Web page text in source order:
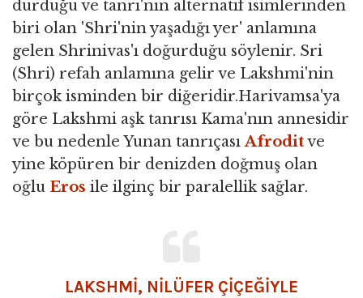
durduğu ve tanrı'nın alternatif isimlerinden
biri olan 'Shri'nin yaşadığı yer' anlamına
gelen Shrinivas'ı doğurduğu söylenir. Sri
(Shri) refah anlamına gelir ve Lakshmi'nin
birçok isminden bir diğeridir.Harivamsa'ya
göre Lakshmi aşk tanrısı Kama'nın annesidir
ve bu nedenle Yunan tanrıçasıAfroditve
yine köpüren bir denizden doğmuş olan
oğlu Eros ile ilginç bir paralellik sağlar.
LAKSHMİ, NİLÜFER ÇİÇEĞİYLE